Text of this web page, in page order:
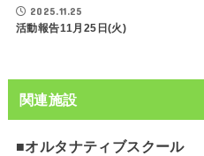
2025.11.25
活動報告11月25日(火)
関連施設
■オルタナティブスクール